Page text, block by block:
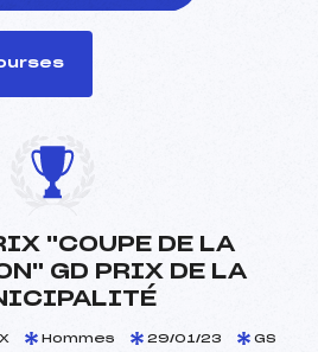
"COUPE DE LA
GD PRIX DE LA
Hommes 29/01/23 GS